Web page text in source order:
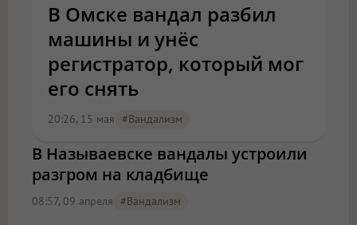
В Омске вандал разбил
машины и унёс
регистратор, который мог
его снять
20:26, 15 мая #вандализм
В Называевске вандалы устроили
разгром на кладбище
08:57, 09 апреля #вандализм